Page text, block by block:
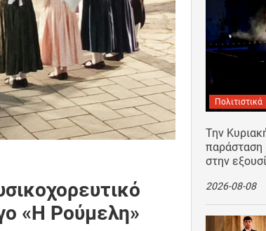
«Η Ρούμελη»
Πολιτιστικά
Την
παράσταση
στην
2026-08-08